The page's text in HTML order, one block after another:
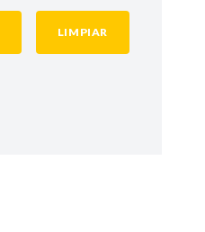
LIMPIAR